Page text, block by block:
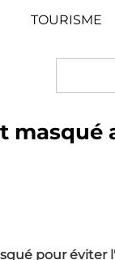
TOURISME
masqué
pour éviter